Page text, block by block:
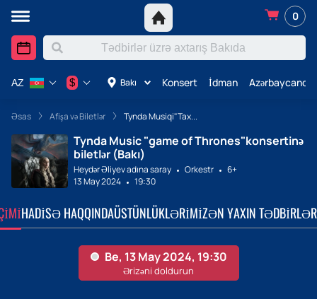
0
Bakı Konsert İdman Azərbaycanda
AZ $
Əsas Afişa və Biletlər Tynda Musiqi"Tax...
Tynda Music "game of Thrones"konsertinə
biletlər (Bakı)
Heydər Əliyev adına saray Orkestr
6+
13 May 2024
19:30
HADISƏ HAQQINDAÜSTÜNLÜKLƏRIMIZƏN YAXIN TƏDBIRLƏR